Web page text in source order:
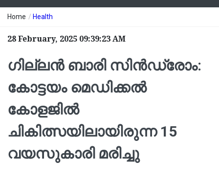
Home / Health
28 February, 2025 09:39:23 AM
ഗില്ലൻ ബാരി സിൻഡ്രോം:
‌കോട്ടയം മെഡിക്കൽ
കോളജിൽ
ചികിത്സയിലായിരുന്ന 15
വയസുകാരി മരിച്ചു